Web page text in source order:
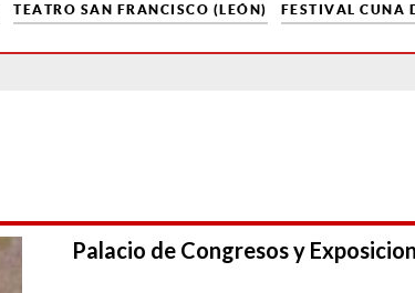
TEATRO SAN FRANCISCO (LEÓN) FESTIVAL CUNA
Palacio de Congresos y